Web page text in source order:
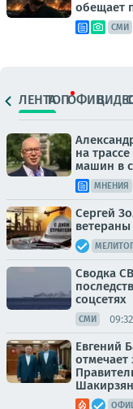
обещает
СМИ
ЛЕНТАТОПОФИЦ.
на
машин в
МНЕНИЯ
Сергей
Сводка
соцсетях
СМИ 09:32
Евгений
отмечает